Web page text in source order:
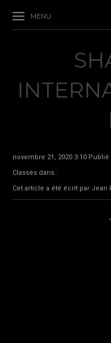
MENU
novembre 21, 2020 3:10 Publié
Classés dans :
Cet article a été écrit par Jean